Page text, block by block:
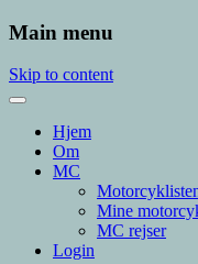
Main menu
Skip to content
Hjem
Om
MC
Mine
MC rejser
Login